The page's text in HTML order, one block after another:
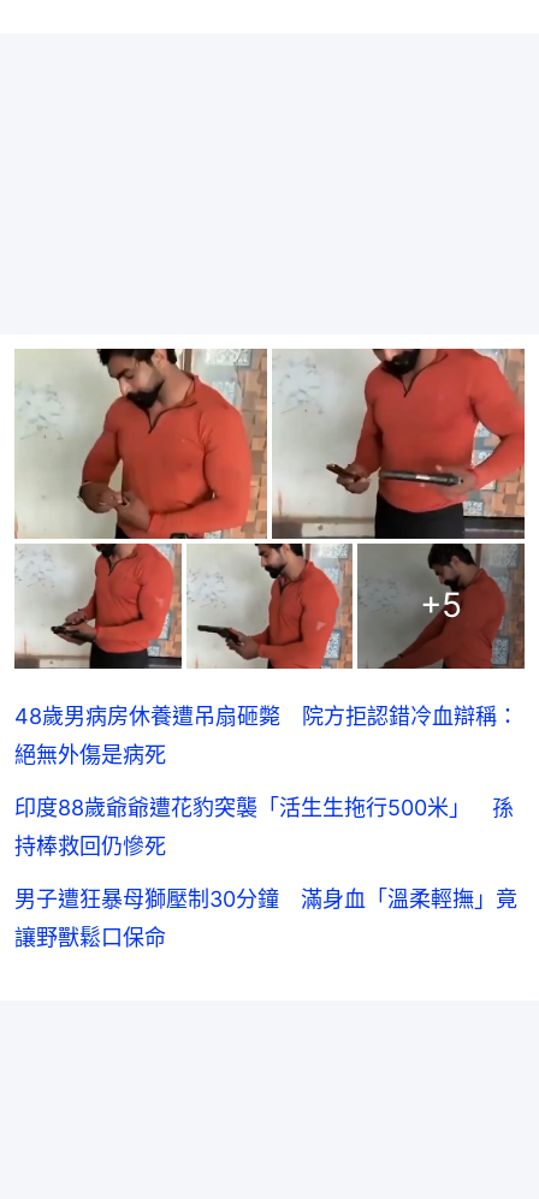
+5
48歲男病房休養遭吊扇砸斃 院方拒認錯冷血辯稱：
絕無外傷是病死
印度88歲爺爺遭花豹突襲「活生生拖行500米」 孫
持棒救回仍慘死
男子遭狂暴母獅壓制30分鐘 滿身血「溫柔輕撫」竟
讓野獸鬆口保命